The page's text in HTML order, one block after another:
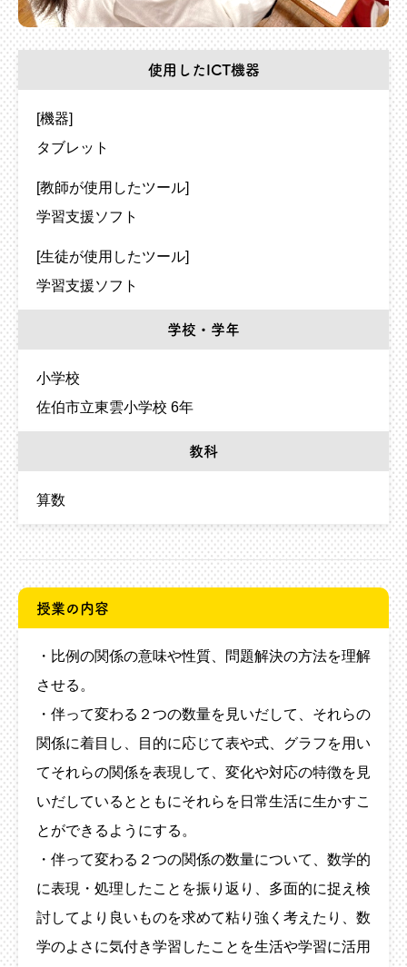
使用したICT機器
[機器]
タブレット
[教師が使用したツール]
学習支援ソフト
[生徒が使用したツール]
学習支援ソフト
学校・学年
小学校
佐伯市立東雲小学校 6年
教科
算数
授業の内容
・比例の関係の意味や性質、問題解決の方法を理解
させる。
・伴って変わる２つの数量を見いだして、それらの
関係に着目し、目的に応じて表や式、グラフを用い
てそれらの関係を表現して、変化や対応の特徴を見
いだしているとともにそれらを日常生活に生かすこ
とができるようにする。
・伴って変わる２つの関係の数量について、数学的
に表現・処理したことを振り返り、多面的に捉え検
討してより良いものを求めて粘り強く考えたり、数
学のよさに気付き学習したことを生活や学習に活用